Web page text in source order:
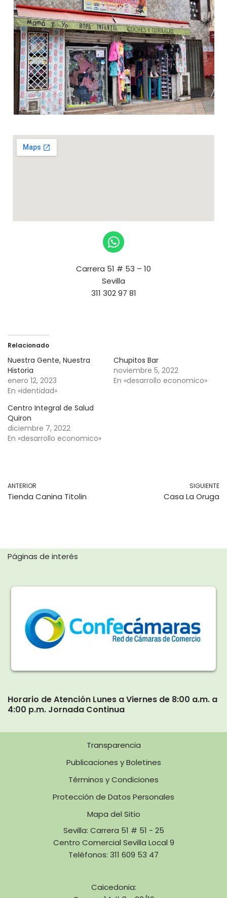
Carrera 51 # 53 – 10
Sevilla
311 302 97 81
Relacionado
Nuestra Gente, Nuestra
Historia
enero 12, 2023
En «identidad»
Chupitos Bar
noviembre 5, 2022
En «desarrollo economico»
Centro Integral de Salud
Quiron
diciembre 7, 2022
En «desarrollo economico»
ANTERIOR
Tienda Canina Titolin
SIGUIENTE
Casa La Oruga
Páginas de interés
Horario de Atención Lunes a Viernes de 8:00 a.m. a
4:00 p.m. Jornada Continua
Transparencia
Publicaciones y Boletines
Términos y Condiciones
Protección de Datos Personales
Mapa del Sitio
Sevilla: Carrera 51 # 51 - 25
Centro Comercial Sevilla Local 9
Teléfonos: 311 609 53 47
Caicedonia: